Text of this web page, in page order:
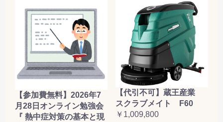
【参加費無料】2026年7
月28日オンライン勉強会
『 熱中症対策の基本と現
【代引不可】蔵王産業
スクラブメイト F60
￥1,009,800